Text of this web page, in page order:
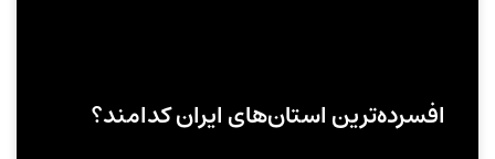
افسرد‌ه‌ترین استان‌های ایران کدامند؟